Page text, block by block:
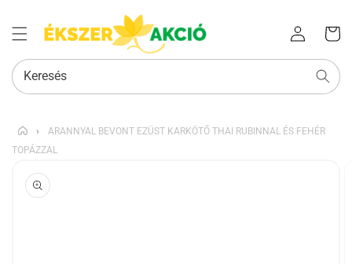
Bejelentkezés
kosara
Keresés
›
ARANNYAL BEVONT EZÜST KARKÖTŐ THAI RUBINNAL ÉS FEHÉR
TOPÁZZAL
UGRÁS A
TERMÉKADATOKRA